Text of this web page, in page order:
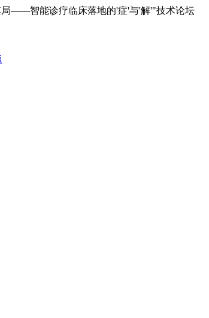
局——智能诊疗临床落地的'症'与'解'"技术论坛